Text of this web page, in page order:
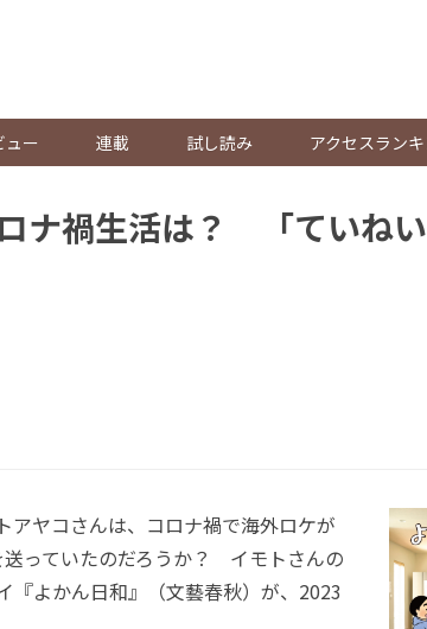
ュー 連載 試し読み アクセスラン
ナ禍生活は？ 「ていね
ヤコさんは、コロナ禍で海外ロケが
送っていたのだろうか？ イモトさんの
『よかん日和』（文藝春秋）が、2023